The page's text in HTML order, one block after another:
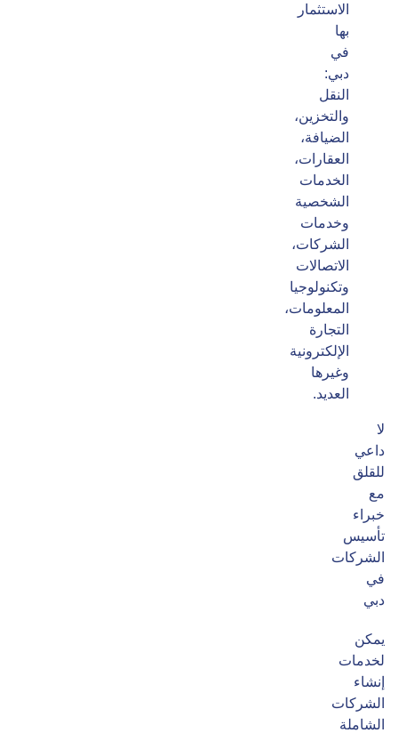
الاستثمار
بها
في
دبي:
النقل
والتخزين،
الضيافة،
العقارات،
الخدمات
الشخصية
وخدمات
الشركات،
الاتصالات
وتكنولوجيا
المعلومات،
التجارة
الإلكترونية
وغيرها
العديد.
لا
داعي
للقلق
مع
خبراء
تأسيس
الشركات
في
دبي
يمكن
لخدمات
إنشاء
الشركات
الشاملة